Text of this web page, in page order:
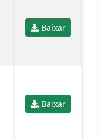
Baixar
Baixar